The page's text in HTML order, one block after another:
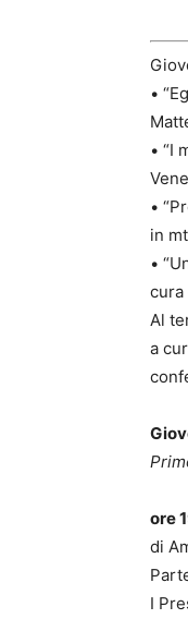
•
• “I
•
in
•
cura
Al
a
ore
di
I